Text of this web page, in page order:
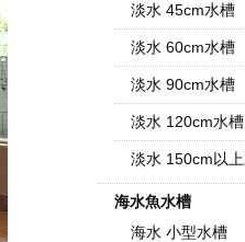
淡水 45cm水槽
淡水 60cm水槽
淡水 90cm水槽
淡水 120cm水槽
淡水 150cm以
海水魚水槽
海水 小型水槽